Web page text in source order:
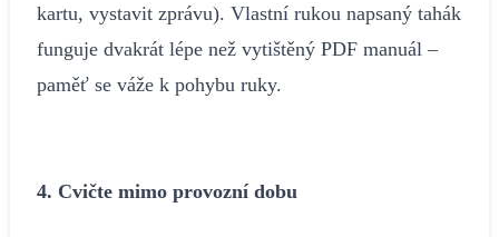
kartu, vystavit zprávu). Vlastní rukou napsaný tahák
funguje dvakrát lépe než vytištěný PDF manuál –
paměť se váže k pohybu ruky.
4. Cvičte mimo provozní dobu